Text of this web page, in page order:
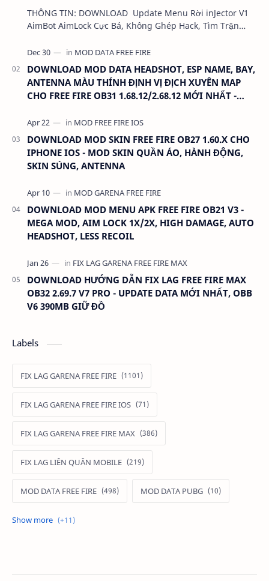
THÔNG TIN: DOWNLOAD Update Menu Rời inJector V1
AimBot AimLock Cực Bá, Không Ghép Hack, Tìm Trận
DOWNLOAD MOD DATA HEADSHOT, ESP NAME, BAY,
ANTENNA MÀU THÍNH ĐỊNH VỊ ĐỊCH XUYÊN MAP
CHO FREE FIRE OB31 1.68.12/2.68.12 MỚI NHẤT -
DOWNLOAD MOD SKIN FREE FIRE OB27 1.60.X CHO
IPHONE IOS - MOD SKIN QUẦN ÁO, HÀNH ĐỘNG,
SKIN SÚNG, ANTENNA
DOWNLOAD MOD MENU APK FREE FIRE OB21 V3 -
MEGA MOD, AIM LOCK 1X/2X, HIGH DAMAGE, AUTO
HEADSHOT, LESS RECOIL
DOWNLOAD HƯỚNG DẪN FIX LAG FREE FIRE MAX
OB32 2.69.7 V7 PRO - UPDATE DATA MỚI NHẤT, OBB
V6 390MB GIỮ ĐỒ
Labels
FIX LAG GARENA FREE FIRE
FIX LAG GARENA FREE FIRE IOS
FIX LAG GARENA FREE FIRE MAX
FIX LAG LIÊN QUÂN MOBILE
MOD DATA FREE FIRE MOD DATA PUBG
MOD FREE FIRE
MOD LIÊN QUÂN MOBILE IOS